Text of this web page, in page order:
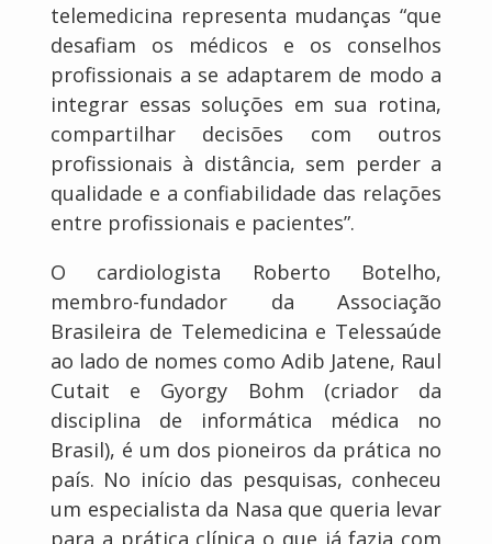
telemedicina representa mudanças “que
desafiam os médicos e os conselhos
profissionais a se adaptarem de modo a
integrar essas soluções em sua rotina,
compartilhar decisões com outros
profissionais à distância, sem perder a
qualidade e a confiabilidade das relações
entre profissionais e pacientes”.
O cardiologista Roberto Botelho,
membro-fundador da Associação
Brasileira de Telemedicina e Telessaúde
ao lado de nomes como Adib Jatene, Raul
Cutait e Gyorgy Bohm (criador da
disciplina de informática médica no
Brasil), é um dos pioneiros da prática no
país. No início das pesquisas, conheceu
um especialista da Nasa que queria levar
para a prática clínica o que já fazia com